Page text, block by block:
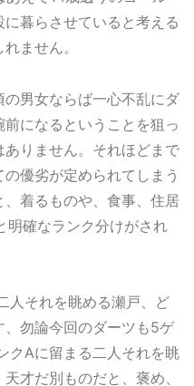
暮らさせていると考える
ません。
男女ならば一心不乱にダ
になるということを狙っ
りません。それほどまで
優劣が定められてしまう
着るものや、食事、住居
明確なランク分けがされ
人それを眺める瀬戸、ど
勿論今回のダーツも5ゲ
クAに留まる二人それを眺
才だ別ものだと、褒め、